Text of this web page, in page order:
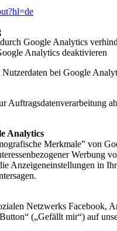
Google Analytics
Analytics deaktivieren
bei Google
Auftragsdatenverarbeitung
Analytics
Merkmale” von
Werbung
Anzeigeneinstellungen in
Netzwerks
(„Gefällt mir“) auf